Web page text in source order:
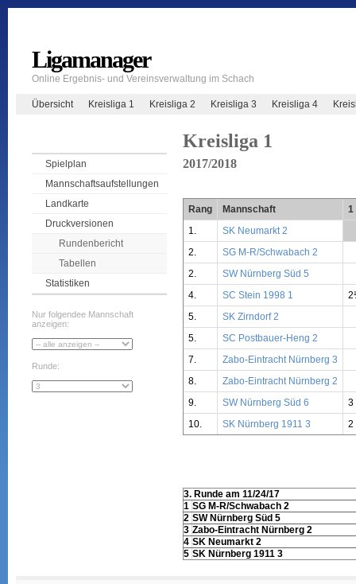
Ligamanager
Online Ergebnis- und Vereinsverwaltung im Schach
Übersicht Kreisliga 1 Kreisliga 2 Kreisliga 3 Kreisliga 4
Spielplan
Mannschaftsaufstellungen
Landkarte
Druckversionen
Rundenbericht
Tabellen
Statistiken
Nur folgendee Mannschaft
anzeigen:
Runde:
Kreisliga 1
2017/2018
Rang Mannschaft
1
1.
SK Neumarkt 2
2.
SG M-R/Schwabach 2
2.
SW Nürnberg Süd 5
4.
SC Stein 1998 1
5.
SK Zirndorf 2
5.
SC Postbauer-Heng 2
7.
Zabo-Eintracht Nürnberg 3
8.
Zabo-Eintracht Nürnberg 2
9.
SW Nürnberg Süd 6
3
10.
SK Nürnberg 1911 3 2
3. Runde am 11/24/17
1 SG M-R/Schwabach 2
2 SW Nürnberg Süd 5
3 Zabo-Eintracht Nürnberg 2
4 SK Neumarkt 2
5 SK Nürnberg 1911 3